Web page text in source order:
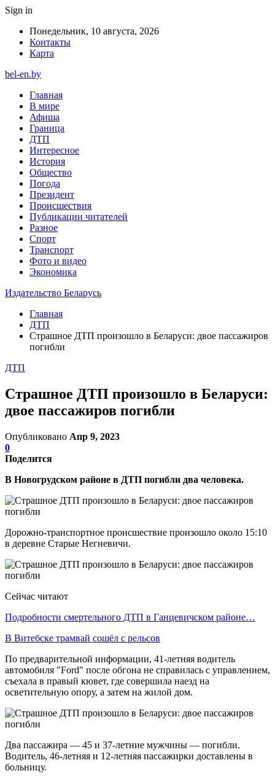
Sign in
Понедельник, 10 августа, 2026
Контакты
Карта
bel-en.by
Главная
В мире
Афиша
Граница
ДТП
Интересное
История
Общество
Погода
Президент
Происшествия
Публикации читателей
Разное
Спорт
Транспорт
Фото и видео
Экономика
Издательство Беларусь
Главная
ДТП
Страшное ДТП произошло в Беларуси: двое пассажиров
погибли
ДТП
Страшное ДТП произошло в Беларуси:
двое пассажиров погибли
Опубликовано Апр 9, 2023
0
Поделится
В Новогрудском районе в ДТП погибли два человека.
Дорожно-транспортное происшествие произошло около 15:10
в деревне Старые Негневичи.
Сейчас читают
Подробности смертельного ДТП в Ганцевичском районе…
В Витебске трамвай сошёл с рельсов
По предварительной информации, 41-летняя водитель
автомобиля "Ford" после обгона не справилась с управлением,
съехала в правый кювет, где совершила наезд на
осветительную опору, а затем на жилой дом.
Два пассажира — 45 и 37-летние мужчины — погибли.
Водитель, 46-летняя и 12-летняя пассажирки доставлены в
больницу.